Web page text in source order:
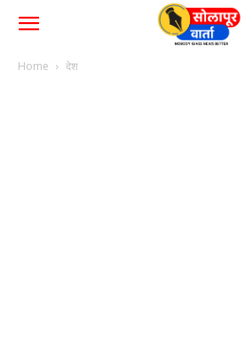
Home देश